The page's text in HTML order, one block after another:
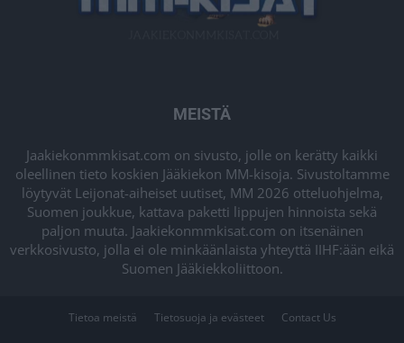
MEISTÄ
Jaakiekonmmkisat.com on sivusto, jolle on kerätty kaikki
oleellinen tieto koskien Jääkiekon MM-kisoja. Sivustoltamme
löytyvät Leijonat-aiheiset uutiset, MM 2026 otteluohjelma,
Suomen joukkue, kattava paketti lippujen hinnoista sekä
paljon muuta. Jaakiekonmmkisat.com on itsenäinen
verkkosivusto, jolla ei ole minkäänlaista yhteyttä IIHF:ään eikä
Suomen Jääkiekkoliittoon.
Tietoa meistä Tietosuoja ja evästeet Contact Us